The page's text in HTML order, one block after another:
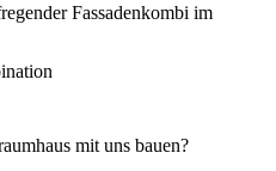
Fassadenkombi im
mit uns bauen?